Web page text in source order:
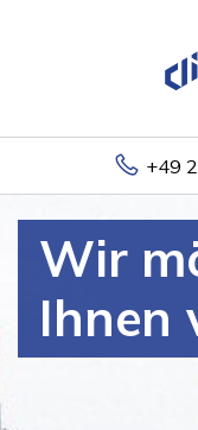
+49
Wir
Ihnen